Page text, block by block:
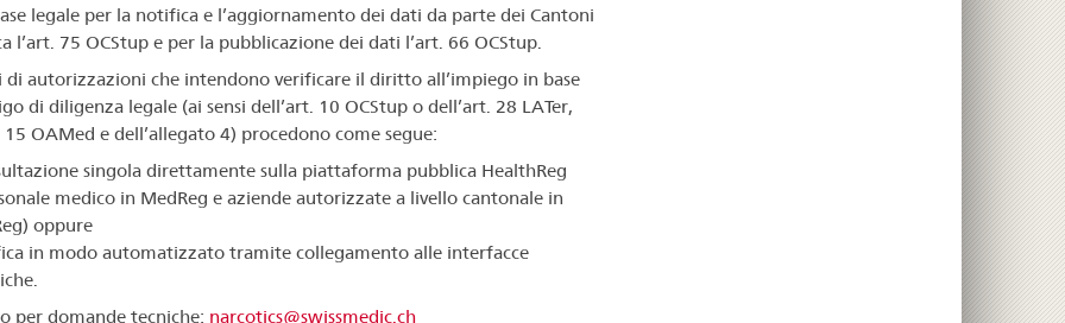
legale per la notifica e l’aggiornamento dei dati da parte dei Cantoni
l’art. 75 OCStup e per la pubblicazione dei dati l’art. 66 OCStup.
autorizzazioni che intendono verificare il diritto all’impiego in base
di diligenza legale (ai sensi dell’art. 10 OCStup o dell’art. 28 LATer,
15 OAMed e dell’allegato 4) procedono come segue:
singola direttamente sulla piattaforma pubblica HealthReg
medico in MedReg e aziende autorizzate a livello cantonale in
oppure
in modo automatizzato tramite collegamento alle interfacce
per domande tecniche: narcotics@swissmedic.ch